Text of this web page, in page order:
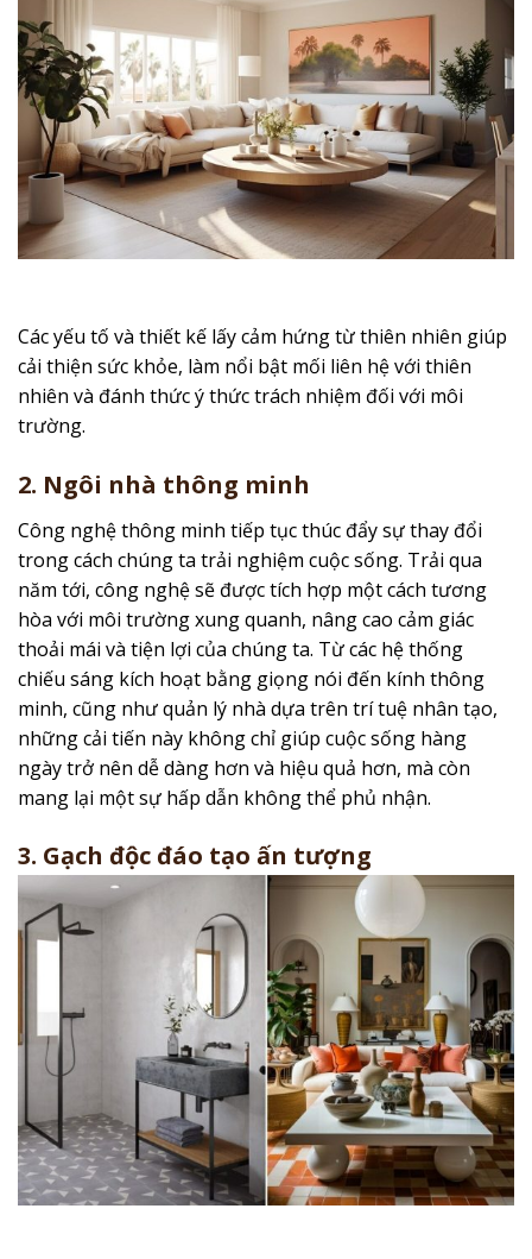
Các yếu tố và thiết kế lấy cảm hứng từ thiên nhiên giúp
cải thiện sức khỏe, làm nổi bật mối liên hệ với thiên
nhiên và đánh thức ý thức trách nhiệm đối với môi
trường.
2. Ngôi nhà thông minh
Công nghệ thông minh tiếp tục thúc đẩy sự thay đổi
trong cách chúng ta trải nghiệm cuộc sống. Trải qua
năm tới, công nghệ sẽ được tích hợp một cách tương
hòa với môi trường xung quanh, nâng cao cảm giác
thoải mái và tiện lợi của chúng ta. Từ các hệ thống
chiếu sáng kích hoạt bằng giọng nói đến kính thông
minh, cũng như quản lý nhà dựa trên trí tuệ nhân tạo,
những cải tiến này không chỉ giúp cuộc sống hàng
ngày trở nên dễ dàng hơn và hiệu quả hơn, mà còn
mang lại một sự hấp dẫn không thể phủ nhận.
3. Gạch độc đáo tạo ấn tượng